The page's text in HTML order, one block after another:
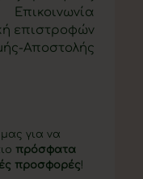
Επικοινωνία
επιστροφών
Αποστολής
μας για να
πρόσφατα
προσφορές!